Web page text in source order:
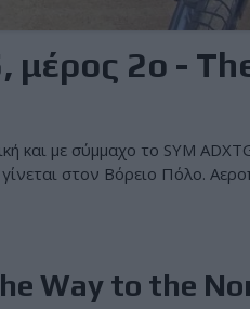
μέρος 2ο -
και με σύμμαχο το SYM
στον Βόρειο Πόλο.
Way to the